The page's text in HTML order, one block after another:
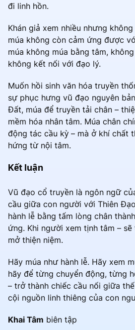
đi linh hồn.
Khán giả xem nhiều nhưng
múa không còn cảm ứng được
múa không múa bằng tâm,
không kết nối với đạo lý.
Muốn hồi sinh văn hóa truyền
sự phục hưng vũ đạo nguyên
Đất, múa để truyền tải chân –
mềm hóa nhân tâm. Múa chân
động tác cầu kỳ – mà ở khí chất
hứng từ nội tâm.
Kết luận
Vũ đạo cổ truyền là ngôn ngữ
cầu giữa con người với Thiên
hành lễ bằng tấm lòng chân
ứng. Khi người xem tịnh tâm –
mở thiện niệm.
Hãy múa như hành lễ. Hãy xem
hãy để từng chuyển động, từng
– trở thành chiếc cầu nối giữa
cội nguồn linh thiêng của con
Khai Tâm biên tập